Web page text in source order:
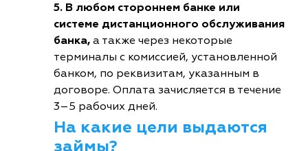
5. В любом стороннем банке или
системе дистанционного обслуживания
банка, а также через некоторые
терминалы с комиссией, установленной
банком, по реквизитам, указанным в
договоре. Оплата зачисляется в течение
3–5 рабочих дней.
На какие цели выдаются
займы?